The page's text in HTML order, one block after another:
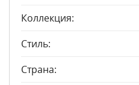
Коллекция:
Стиль:
Страна: